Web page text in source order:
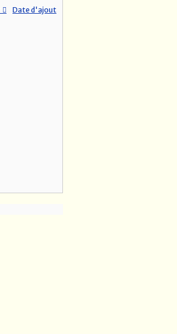
Date d'ajout